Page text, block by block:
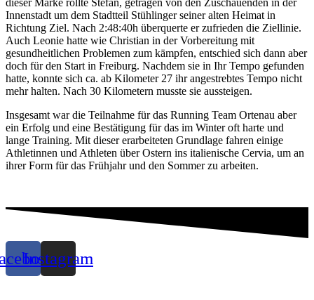
dieser Marke rollte Stefan, getragen von den Zuschauenden in der
Innenstadt um dem Stadtteil Stühlinger seiner alten Heimat in
Richtung Ziel. Nach 2:48:40h überquerte er zufrieden die Ziellinie.
Auch Leonie hatte wie Christian in der Vorbereitung mit
gesundheitlichen Problemen zum kämpfen, entschied sich dann aber
doch für den Start in Freiburg. Nachdem sie in Ihr Tempo gefunden
hatte, konnte sich ca. ab Kilometer 27 ihr angestrebtes Tempo nicht
mehr halten. Nach 30 Kilometern musste sie aussteigen.
Insgesamt war die Teilnahme für das Running Team Ortenau aber
ein Erfolg und eine Bestätigung für das im Winter oft harte und
lange Training. Mit dieser erarbeiteten Grundlage fahren einige
Athletinnen und Athleten über Ostern ins italienische Cervia, um an
ihrer Form für das Frühjahr und den Sommer zu arbeiten.
Instagram